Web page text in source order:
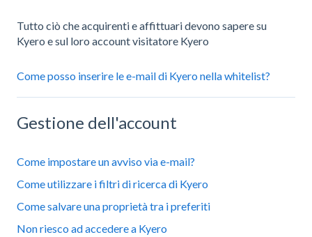
Tutto ciò che acquirenti e affittuari devono sapere su
Kyero e sul loro account visitatore Kyero
Come posso inserire le e-mail di Kyero nella whitelist?
Gestione dell'account
Come impostare un avviso via e-mail?
Come utilizzare i filtri di ricerca di Kyero
Come salvare una proprietà tra i preferiti
Non riesco ad accedere a Kyero